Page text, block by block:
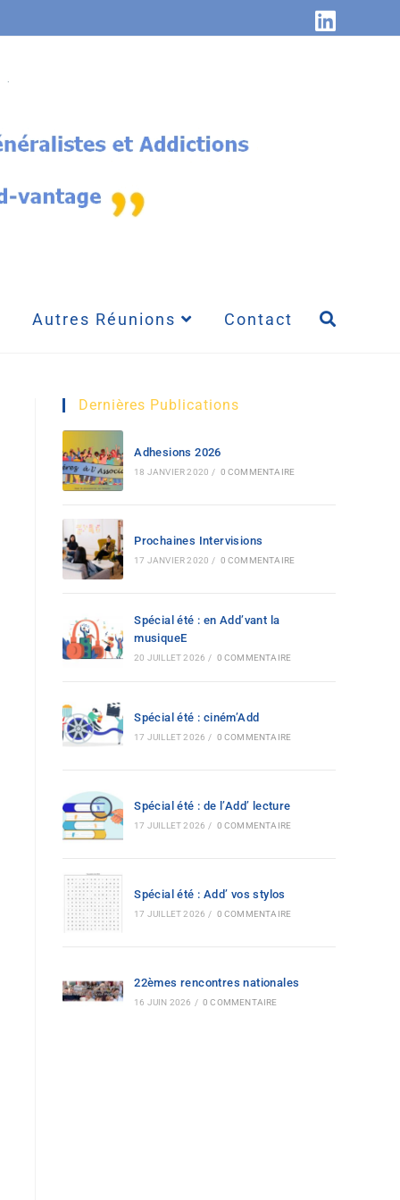
Autres Réunions Contact
Dernières Publications
Adhesions 2026
18 JANVIER 2020 / 0 COMMENTAIRE
Prochaines Intervisions
17 JANVIER 2020 / 0 COMMENTAIRE
Spécial été : en Add’vant la
musiqueE
20 JUILLET 2026 / 0 COMMENTAIRE
Spécial été : ciném’Add
17 JUILLET 2026 / 0 COMMENTAIRE
Spécial été : de l’Add’ lecture
17 JUILLET 2026 / 0 COMMENTAIRE
Spécial été : Add’ vos stylos
17 JUILLET 2026 / 0 COMMENTAIRE
22èmes rencontres nationales
16 JUIN 2026 / 0 COMMENTAIRE